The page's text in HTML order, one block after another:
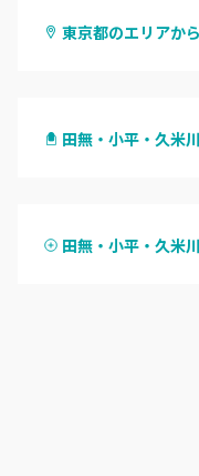
東京都のエリアか
田無・小平・久米
ハンドスカルプ
田無・小平・久米